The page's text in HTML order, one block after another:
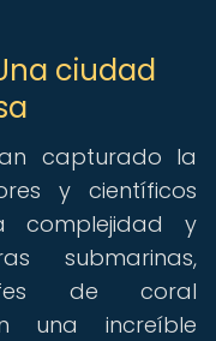
ciudad
capturado la
y científicos
complejidad y
submarinas,
de coral
una increíble